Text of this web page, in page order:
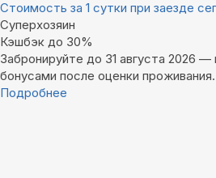
Стоимость за 1 сутки при заезде
Суперхозяин
Кэшбэк до 30%
Забронируйте до 31 августа 2026
бонусами после оценки проживания.
Подробнее